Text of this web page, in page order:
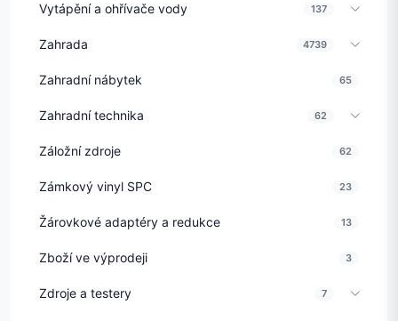
Vytápění a ohřívače vody 137
Zahrada 4739
Zahradní nábytek 65
Zahradní technika 62
Záložní zdroje 62
Zámkový vinyl SPC 23
Žárovkové adaptéry a redukce 13
Zboží ve výprodeji 3
Zdroje a testery 7